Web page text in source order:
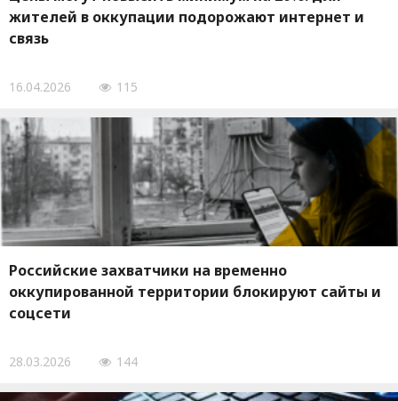
жителей в оккупации подорожают интернет и
связь
16.04.2026 115
Российские захватчики на временно
оккупированной территории блокируют сайты и
соцсети
28.03.2026 144